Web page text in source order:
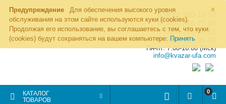
×
Предупреждение
Для обеспечения высокого уровня
обслуживания на этом сайте используются куки (cookies).
Продолжая его использование, вы соглашаетесь с тем, что куки
(cookies) будут сохраняться на вашем компьютере: Принять
8 (800) 700-19-50
8 (495) 255-77-08
8 (347) 225-00-52
8 (986) 963-95-80
Пн-пт: 7.00-16.00 (Мск)
info@kvazar-ufa.com
КАТАЛОГ
ТОВАРОВ
0